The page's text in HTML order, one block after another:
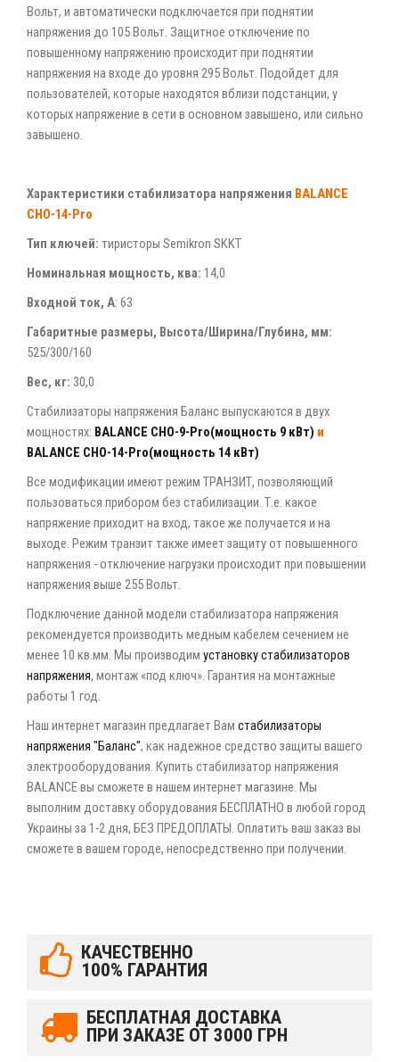
Вольт, и автоматически подключается при поднятии
напряжения до 105 Вольт. Защитное отключение по
повышенному напряжению происходит при поднятии
напряжения на входе до уровня 295 Вольт. Подойдет для
пользователей, которые находятся вблизи подстанции, у
которых напряжение в сети в основном завышено, или сильно
завышено.
Характеристики стабилизатора напряжения BALANCE
CHO-14-Pro
Тип ключей: тиристоры Semikron SKKT
Номинальная мощность, ква: 14,0
Входной ток, А: 63
Габаритные размеры, Высота/Ширина/Глубина, мм:
525/300/160
Вес, кг: 30,0
Стабилизаторы напряжения Баланс выпускаются в двух
мощностях: BALANCE CHO-9-Pro(мощность 9 кВт) и
BALANCE CHO-14-Pro(мощность 14 кВт)
Все модификации имеют режим ТРАНЗИТ, позволяющий
пользоваться прибором без стабилизации. Т.е. какое
напряжение приходит на вход, такое же получается и на
выходе. Режим транзит также имеет защиту от повышенного
напряжения - отключение нагрузки происходит при повышении
напряжения выше 255 Вольт.
Подключение данной модели стабилизатора напряжения
рекомендуется производить медным кабелем сечением не
менее 10 кв.мм. Мы производим установку стабилизаторов
напряжения, монтаж «под ключ». Гарантия на монтажные
работы 1 год.
Наш интернет магазин предлагает Вам стабилизаторы
напряжения "Баланс", как надежное средство защиты вашего
электрооборудования. Купить стабилизатор напряжения
BALANCE вы сможете в нашем интернет магазине. Мы
выполним доставку оборудования БЕСПЛАТНО в любой город
Украины за 1-2 дня, БЕЗ ПРЕДОПЛАТЫ. Оплатить ваш заказ вы
сможете в вашем городе, непосредственно при получении.
КАЧЕСТВЕННО
100% ГАРАНТИЯ
БЕСПЛАТНАЯ ДОСТАВКА
ПРИ ЗАКАЗЕ ОТ 3000 ГРН